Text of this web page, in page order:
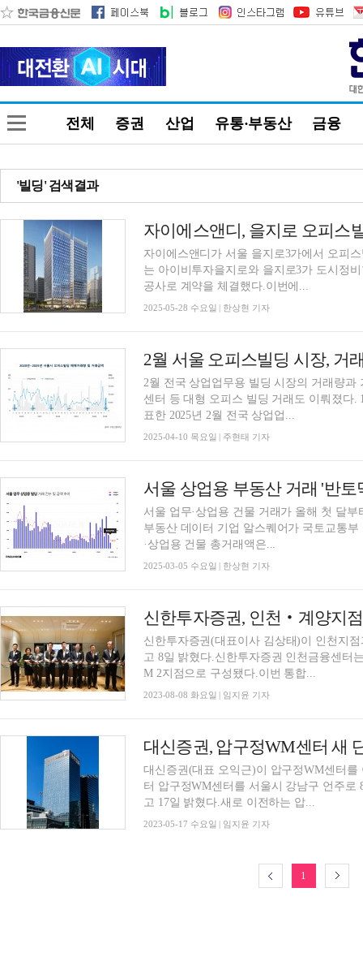
전체 증권 산업 유통·부동산 금융
'빌딩' 검색결과
자이에스앤디, 을지로 오피스
자이에스앤디가 서울 을지로3가에서 오피
는 아이비투자을지로와 을지로3가 도시정
공사로 계약을 체결했다.이번에...
2025-05-28 수요일 | 한상현 기자
2월 서울 오피스빌딩 시장, 거
2월 전국 상업업무용 빌딩 시장의 거래량
센터 등 대형 오피스 빌딩 거래도 이뤄졌다. 10일 상업용 부동산 전문기업 부동산플래닛이 발
표한 2025년 2월 전국 상업업...
2025-04-10 목요일 | 주현태 기자
서울 상업용 부동산 거래 '반토
서울 업무·상업용 건물 거래가 올해 첫 달
부동산 데이터 기업 알스퀘어가 국토교통
·상업용 건물 총거래액은...
2025-03-05 수요일 | 한상현 기자
신한투자증권, 인천‧계양지
신한투자증권(대표이사 김상태)이 인천지
고 8일 밝혔다.신한투자증권 인천금융센터
M 2지점으로 구성됐다.이번 통합...
2023-08-08 화요일 | 임지윤 기자
대신증권, 압구정WM센터 새
대신증권(대표 오익근)이 압구정WM센터
터 압구정WM센터를 서울시 강남구 언주로
고 17일 밝혔다.새로 이전하는 압...
2023-05-17 수요일 | 임지윤 기자
1